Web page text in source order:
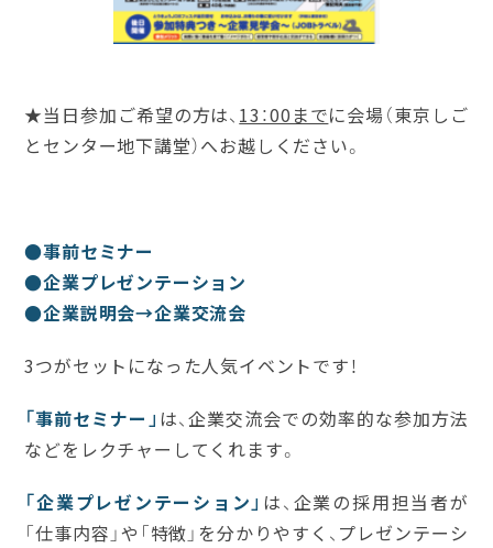
★当日参加ご希望の方は、 13：00までに会場（東京しご
とセンター地下講堂）へお越しください。
●事前セミナー
●企業プレゼンテーション
●企業説明会→企業交流会
3つがセットになった人気イベントです！
「事前セミナー」 は、企業交流会での効率的な参加方法
などをレクチャーしてくれます。
「企業プレゼンテーション」 は、企業の採用担当者が
「仕事内容」や「特徴」を分かりやすく、プレゼンテーシ